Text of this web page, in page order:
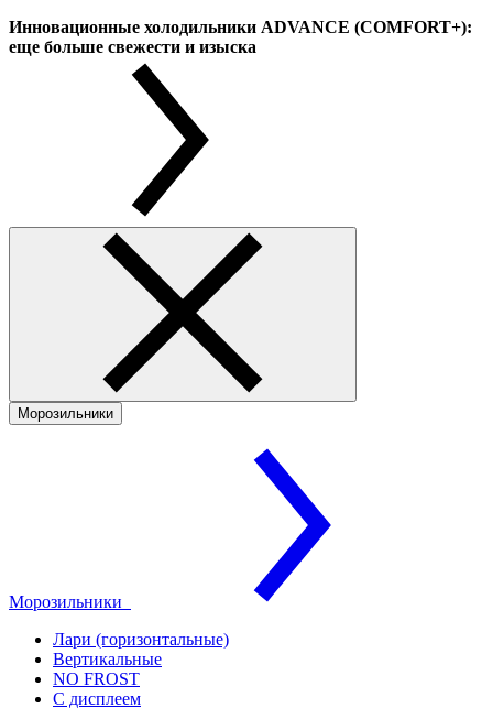
Инновационные холодильники ADVANCE (COMFORT+):
еще больше свежести и изыска
Морозильники
Морозильники
Лари (горизонтальные)
Вертикальные
NO FROST
С дисплеем